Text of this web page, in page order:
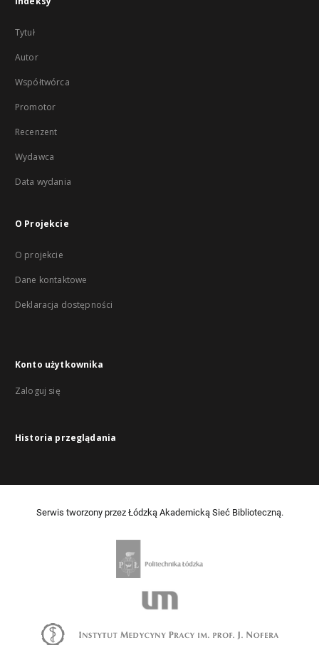
Tytuł
Autor
Współtwórca
Promotor
Recenzent
Wydawca
Data wydania
O Projekcie
O projekcie
Dane kontaktowe
Deklaracja dostępności
Konto użytkownika
Zaloguj się
Historia przeglądania
Serwis tworzony przez Łódzką Akademicką Sieć Biblioteczną.